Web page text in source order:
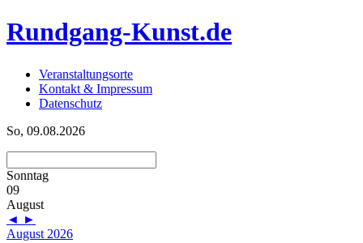
Rundgang-Kunst.de
Veranstaltungsorte
Kontakt & Impressum
Datenschutz
So, 09.08.2026
Sonntag
09
August
◄ ►
August 2026